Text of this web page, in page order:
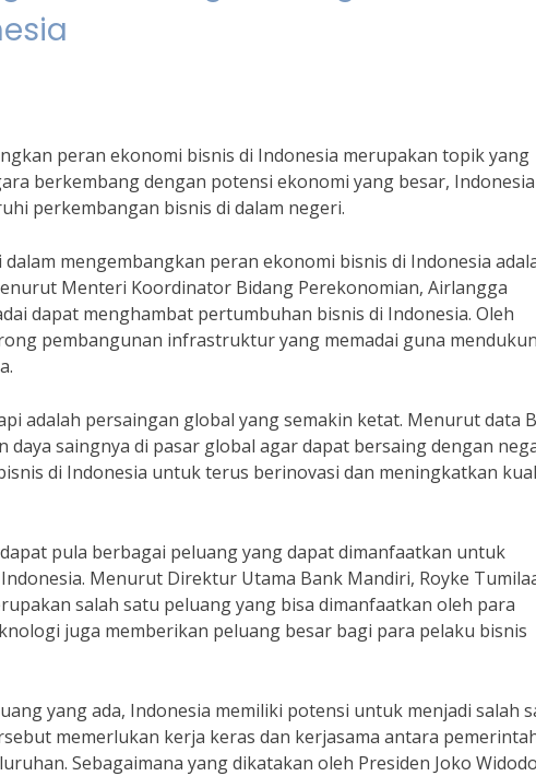
peran ekonomi bisnis di Indonesia merupakan topik yang
berkembang dengan potensi ekonomi yang besar, Indonesia
perkembangan bisnis di dalam negeri.
mengembangkan peran ekonomi bisnis di Indonesia
Menteri Koordinator Bidang Perekonomian, Airlangga
dapat menghambat pertumbuhan bisnis di Indonesia. Oleh
pembangunan infrastruktur yang memadai guna
adalah persaingan global yang semakin ketat. Menurut data
saingnya di pasar global agar dapat bersaing dengan
di Indonesia untuk terus berinovasi dan meningkatkan
pula berbagai peluang yang dapat dimanfaatkan untuk
Menurut Direktur Utama Bank Mandiri, Royke
salah satu peluang yang bisa dimanfaatkan oleh para
juga memberikan peluang besar bagi para pelaku bisnis
yang ada, Indonesia memiliki potensi untuk menjadi salah
memerlukan kerja keras dan kerjasama antara
Sebagaimana yang dikatakan oleh Presiden Joko